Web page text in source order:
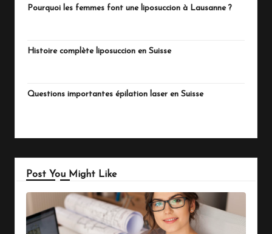
Pourquoi les femmes font une liposuccion à Lausanne ?
Histoire complète liposuccion en Suisse
Questions importantes épilation laser en Suisse
Post You Might Like